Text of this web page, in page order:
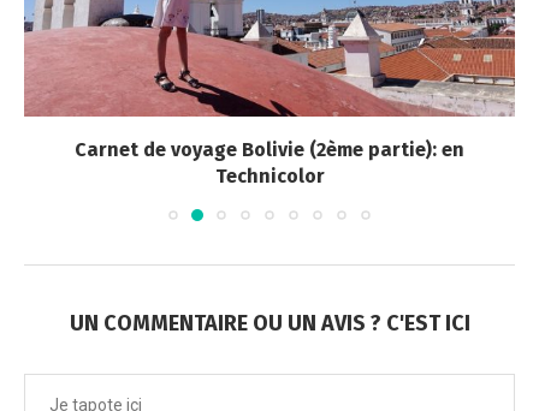
Carnet de voyage Bolivie (2ème partie): en
Technicolor
UN COMMENTAIRE OU UN AVIS ? C'EST ICI